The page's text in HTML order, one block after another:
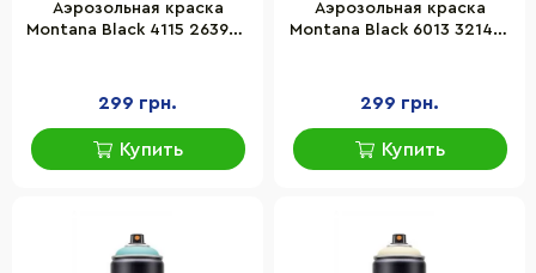
Аэрозольная краска
Montana Black 4115 263927
299 грн.
Купить
Аэрозольная краска
Montana Black 6013 321412
299 грн.
Купить